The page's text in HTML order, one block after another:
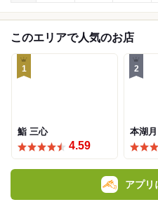
このエリアで人気のお店
1
鮨 三心
4.59
2
本湖月
アプリ